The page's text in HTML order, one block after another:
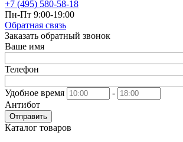
+7 (495) 580-58-18
Пн-Пт 9:00-19:00
Обратная связь
Заказать обратный звонок
Ваше имя
Телефон
Удобное время
-
Антибот
Отправить
Каталог товаров